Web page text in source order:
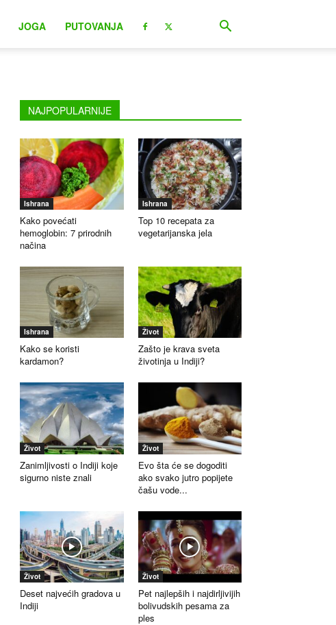
JOGA PUTOVANJA
NAJPOPULARNIJE
Ishrana
Kako povećati
hemoglobin: 7 prirodnih
načina
Ishrana
Top 10 recepata za
vegetarijanska jela
Ishrana
Kako se koristi
kardamon?
Život
Zašto je krava sveta
životinja u Indiji?
Život
Zanimljivosti o Indiji koje
sigurno niste znali
Život
Evo šta će se dogoditi
ako svako jutro popijete
čašu vode...
Život
Deset najvećih gradova u
Indiji
Život
Pet najlepših i najdirljivijih
bolivudskih pesama za
ples